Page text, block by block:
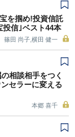
を掴め!投資信託
投信｣ベスト44本
篠田 尚子,横田 健一
相談相手をつく
セラーに変える
本郷 喜千